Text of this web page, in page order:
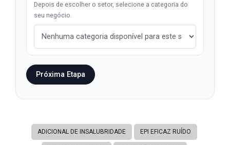
Depois de escolher o setor, selecione a categoria do
seu negócio.
Próxima Etapa
ADICIONAL DE INSALUBRIDADE EPI EFICAZ RUÍDO